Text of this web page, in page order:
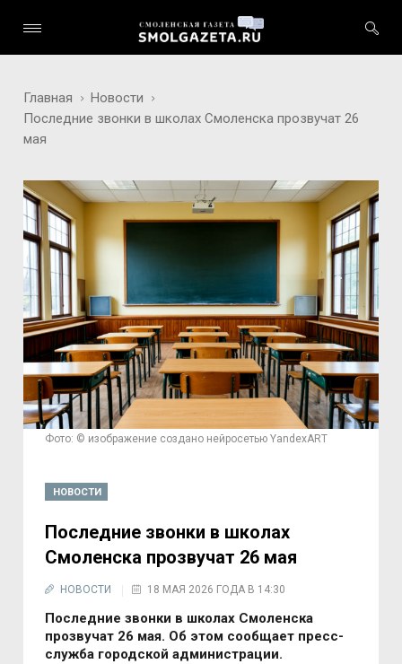
Главная
Новости
Последние звонки в школах Смоленска прозвучат 26
мая
Фото: © изображение создано нейросетью YandexART
НОВОСТИ
Последние звонки в школах
Смоленска прозвучат 26 мая
НОВОСТИ 18 МАЯ 2026 ГОДА В 14:30
Последние звонки в школах Смоленска
прозвучат 26 мая. Об этом сообщает пресс-
служба городской администрации.